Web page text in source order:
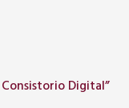
Digital”